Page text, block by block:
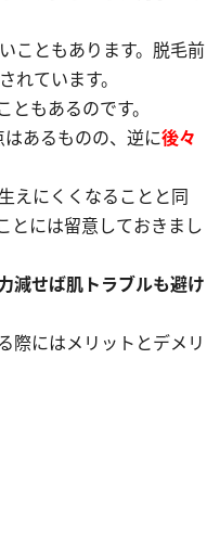
こともあります。脱毛前
ています。
もあるのです。
あるものの、逆に後々
えにくくなることと同
とには留意しておきまし
減せば肌トラブルも避け
際にはメリットとデメリ